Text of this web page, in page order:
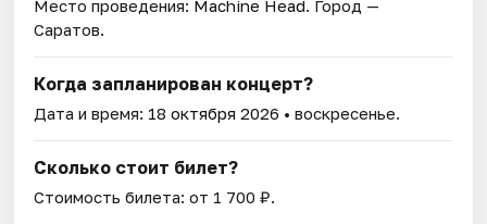
Место проведения: Machine Head. Город —
Саратов.
Когда запланирован концерт?
Дата и время: 18 октября 2026 • воскресенье.
Сколько стоит билет?
Стоимость билета: от 1 700 ₽.